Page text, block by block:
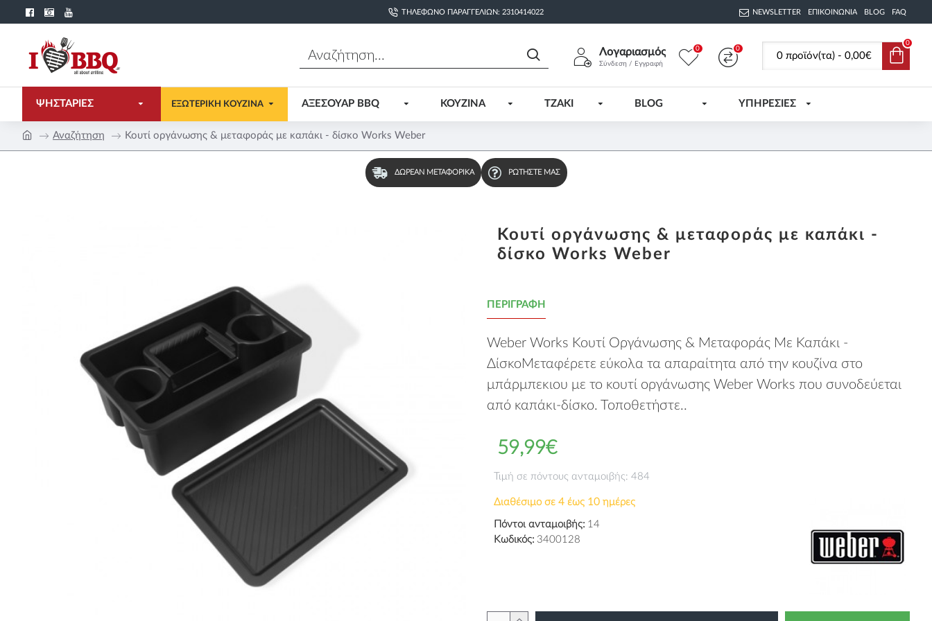
ΤΗΛΈΦΩΝΟ ΠΑΡΑΓΓΕΛΙΏΝ: 2310414022 NEWSLETTER ΕΠΙΚΟΙΝΩΝΊΑ BLOG FAQ
Λογαριασμός
Σύνδεση / Εγγραφή
0 0
0 προϊόν(τα) - 0,00€
0
ΨΗΣΤΑΡΙΕΣ ΕΞΩΤΕΡΙΚΗ ΚΟΥΖΙΝΑ ΑΞΕΣΟΥΑΡ BBQ ΚΟΥΖΙΝΑ ΤΖΑΚΙ BLOG ΥΠΗΡΕΣΙΕΣ
Αναζήτηση Κουτί οργάνωσης & μεταφοράς με καπάκι - δίσκο Works Weber
ΔΩΡΕΆΝ ΜΕΤΑΦΟΡΙΚΆ ΡΩΤΉΣΤΕ ΜΑΣ
Κουτί οργάνωσης & μεταφοράς με καπάκι -
δίσκο Works Weber
ΠΕΡΙΓΡΑΦΉ
Weber Works Κουτί Οργάνωσης & Μεταφοράς Με Καπάκι -
ΔίσκοΜεταφέρετε εύκολα τα απαραίτητα από την κουζίνα στο
μπάρμπεκιου με το κουτί οργάνωσης Weber Works που συνοδεύεται
από καπάκι-δίσκο. Τοποθετήστε..
Διαθέσιμο σε 4 έως 10 ημέρες
Πόντοι ανταμοιβής: 14
Κωδικός: 3400128
59,99€
Τιμή σε πόντους ανταμοιβής: 484